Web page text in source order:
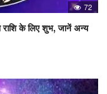
72
के लिए शुभ, जानें अन्य